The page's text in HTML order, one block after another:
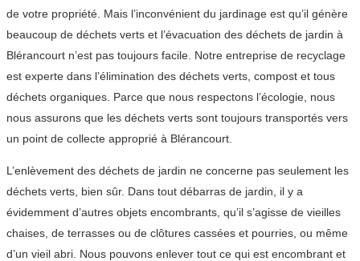
de votre propriété. Mais l’inconvénient du jardinage est qu’il génère
beaucoup de déchets verts et l’évacuation des déchets de jardin à
Blérancourt n’est pas toujours facile. Notre entreprise de recyclage
est experte dans l’élimination des déchets verts, compost et tous
déchets organiques. Parce que nous respectons l’écologie, nous
nous assurons que les déchets verts sont toujours transportés vers
un point de collecte approprié à Blérancourt.
L’enlèvement des déchets de jardin ne concerne pas seulement les
déchets verts, bien sûr. Dans tout débarras de jardin, il y a
évidemment d’autres objets encombrants, qu’il s’agisse de vieilles
chaises, de terrasses ou de clôtures cassées et pourries, ou même
d’un vieil abri. Nous pouvons enlever tout ce qui est encombrant et